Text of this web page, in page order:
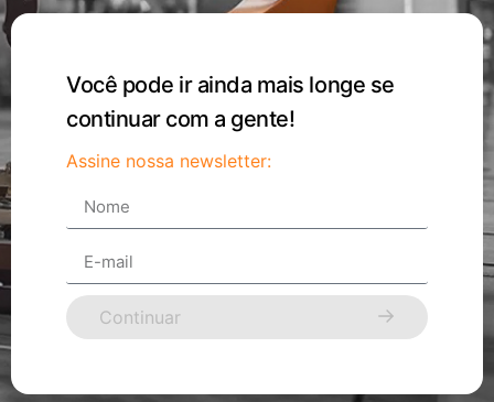
Você pode ir ainda mais longe se
continuar com a gente!
Assine nossa newsletter:
Continuar